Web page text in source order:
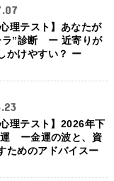
理テスト】あなたが
ラ”診断 ー 近寄りが
かけやすい？ ー
心理テスト】2026年下
ー金運の波と、資
ためのアドバイスー